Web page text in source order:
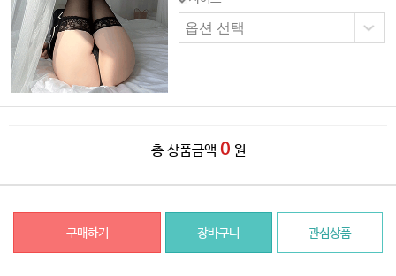
총 상품금액 0 원
구매하기 장바구니 관심상품